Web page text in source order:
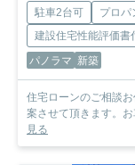
駐車2台可 プロパ
建設住宅性能評価書
パノラマ 新築
住宅ローンのご相談
案させて頂きます。
見る